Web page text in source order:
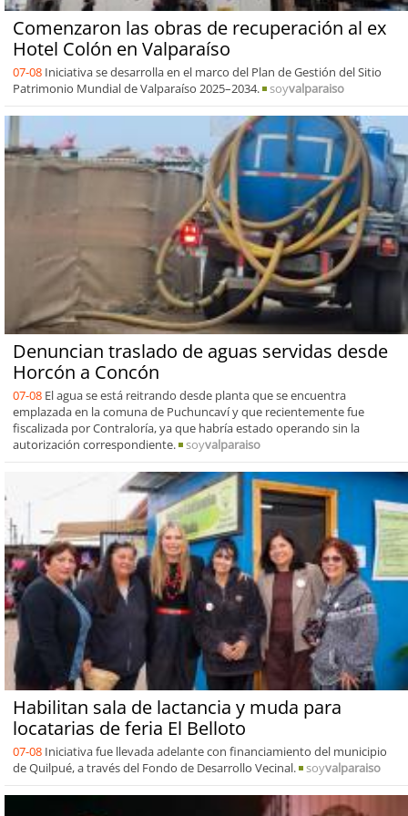
Comenzaron las obras de recuperación al ex
Hotel Colón en Valparaíso
07-08 Iniciativa se desarrolla en el marco del Plan de Gestión del Sitio
Patrimonio Mundial de Valparaíso 2025–2034.
soyvalparaiso
Denuncian traslado de aguas servidas desde
Horcón a Concón
07-08 El agua se está reitrando desde planta que se encuentra
emplazada en la comuna de Puchuncaví y que recientemente fue
fiscalizada por Contraloría, ya que habría estado operando sin la
autorización correspondiente.
soyvalparaiso
Habilitan sala de lactancia y muda para
locatarias de feria El Belloto
07-08 Iniciativa fue llevada adelante con financiamiento del municipio
de Quilpué, a través del Fondo de Desarrollo Vecinal.
soyvalparaiso